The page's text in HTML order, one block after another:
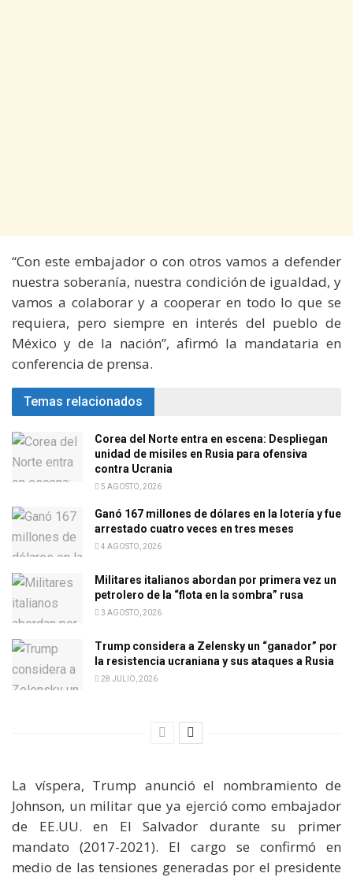
“Con este embajador o con otros vamos a defender
nuestra soberanía, nuestra condición de igualdad, y
vamos a colaborar y a cooperar en todo lo que se
requiera, pero siempre en interés del pueblo de
México y de la nación”, afirmó la mandataria en
conferencia de prensa.
Temas relacionados
Corea del Norte entra en escena: Despliegan
unidad de misiles en Rusia para ofensiva
contra Ucrania
5 AGOSTO, 2026
Ganó 167 millones de dólares en la lotería y fue
arrestado cuatro veces en tres meses
4 AGOSTO, 2026
Militares italianos abordan por primera vez un
petrolero de la “flota en la sombra” rusa
3 AGOSTO, 2026
Trump considera a Zelensky un “ganador” por
la resistencia ucraniana y sus ataques a Rusia
28 JULIO, 2026
La víspera, Trump anunció el nombramiento de
Johnson, un militar que ya ejerció como embajador
de EE.UU. en El Salvador durante su primer
mandato (2017-2021). El cargo se confirmó en
medio de las tensiones generadas por el presidente